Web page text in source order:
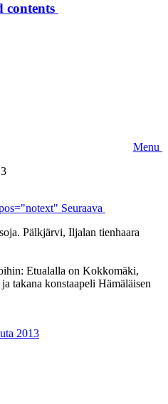
contents
Menu
Seuraava
Pälkjärvi, Iljalan tienhaara
Etualalla on Kokkomäki,
takana konstaapeli Hämäläisen
2013